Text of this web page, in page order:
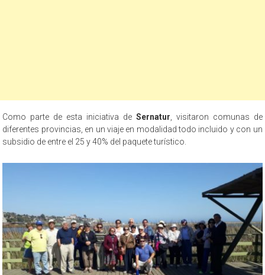
Como parte de esta iniciativa de Sernatur , visitaron comunas de
diferentes provincias, en un viaje en modalidad todo incluido y con un
subsidio de entre el 25 y 40% del paquete turístico.